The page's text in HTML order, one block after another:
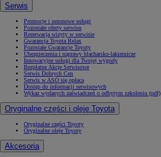
Serwis
Promocje i sezonowe usługi
Pozostałe oferty serwisu
Rezerwacja wizyty w serwisie
Gwarancja Toyota Relax
Pozostałe Gwarancje Toyoty
Ubezpieczenia i naprawy blacharsko-lakiernicze
Innowacyjne usługi dla Twojej wygody
Bezpłatne Akcje Serwisowe
Serwis Dobrych Cen
Serwis w ASO się opłaca
Dostęp do informacji serwisowych
Wykaz wydanych zaświadczeń o odbytym szkoleniu (pdf)
Oryginalne części i oleje Toyota
Oryginalne części Toyoty
Oryginalne oleje Toyoty
Akcesoria